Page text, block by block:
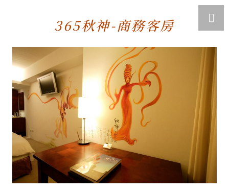
365秋神-商務客房